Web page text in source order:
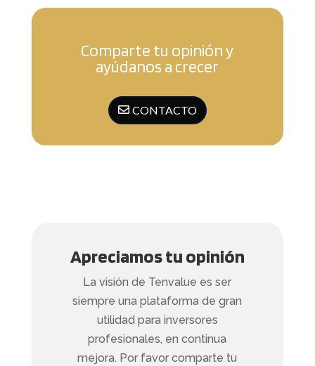
Comparte tu opinión y
ayúdanos a crecer
CONTACTO
Apreciamos tu opinión
La visión de Tenvalue es ser
siempre una plataforma de gran
utilidad para inversores
profesionales, en continua
mejora. Por favor comparte tu